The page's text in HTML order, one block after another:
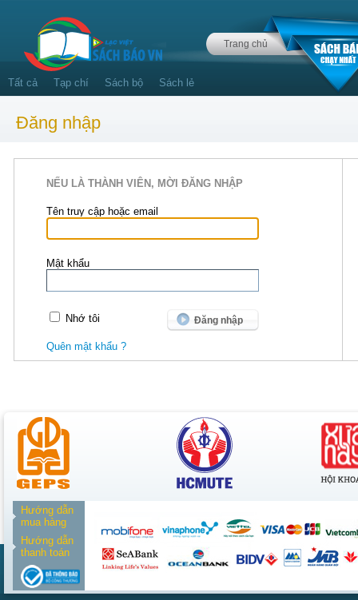
Trang chủ
Tất cả Tạp chí Sách bộ Sách lẻ
Đăng nhập
NẾU LÀ THÀNH VIÊN, MỜI ĐĂNG NHẬP
Tên truy cập hoặc email
Mật khẩu
Nhớ tôi
Quên mật khẩu ?
Hướng dẫn
mua hàng
Hướng dẫn
thanh toán